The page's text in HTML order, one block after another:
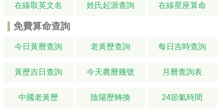
在線取英文名 姓氏起源查詢 在線星座算命
免費算命查詢
今日黃曆查詢 老黃歷查詢 每日吉時查詢
黃歷吉日查詢 今天農曆幾號 月曆查詢表
中國老黃歷 陰陽歷轉換 24節氣時間